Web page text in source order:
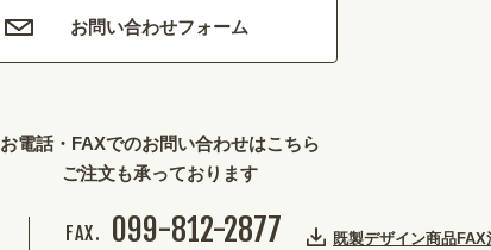
お問い合わせフォーム
お電話・FAXでのお問い合わせはこちら
ご注文も承っております
FAX. 099-812-2877
既製デザイン商品FAX